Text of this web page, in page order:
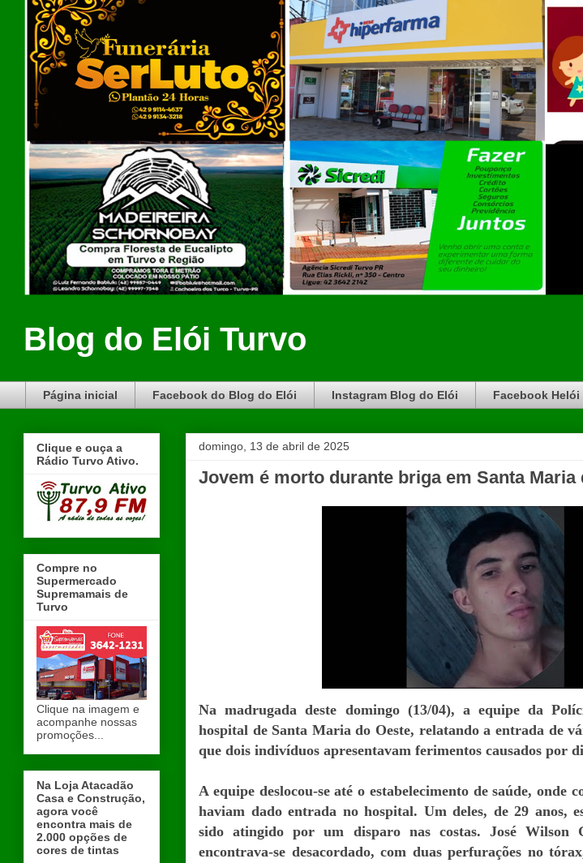
Blog do Elói Turvo
Página inicial Facebook do Blog do Elói Instagram Blog do Elói Facebook Helói
domingo, 13 de abril de 2025
Jovem é morto durante briga em Santa Maria
Na madrugada deste domingo (13/04), a equipe da
hospital de Santa Maria do Oeste, relatando a entrada de
que dois indivíduos apresentavam ferimentos causados por
A equipe deslocou-se até o estabelecimento de saúde, onde
haviam dado entrada no hospital. Um deles, de 29 anos,
sido atingido por um disparo nas costas. José Wilson
encontrava-se desacordado, com duas perfurações no
Clique e ouça a
Rádio Turvo Ativo.
Compre no
Supermercado
Supremamais de
Turvo
Clique na imagem e
acompanhe nossas
promoções...
Na Loja Atacadão
Casa e Construção,
agora você
encontra mais de
2.000 opções de
cores de tintas